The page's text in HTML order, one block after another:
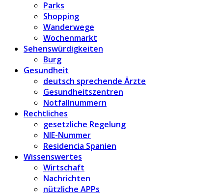
Parks
Shopping
Wanderwege
Wochenmarkt
Sehenswürdigkeiten
Burg
Gesundheit
deutsch sprechende Ärzte
Gesundheitszentren
Notfallnummern
Rechtliches
gesetzliche Regelung
NIE-Nummer
Residencia Spanien
Wissenswertes
Wirtschaft
Nachrichten
nützliche APPs